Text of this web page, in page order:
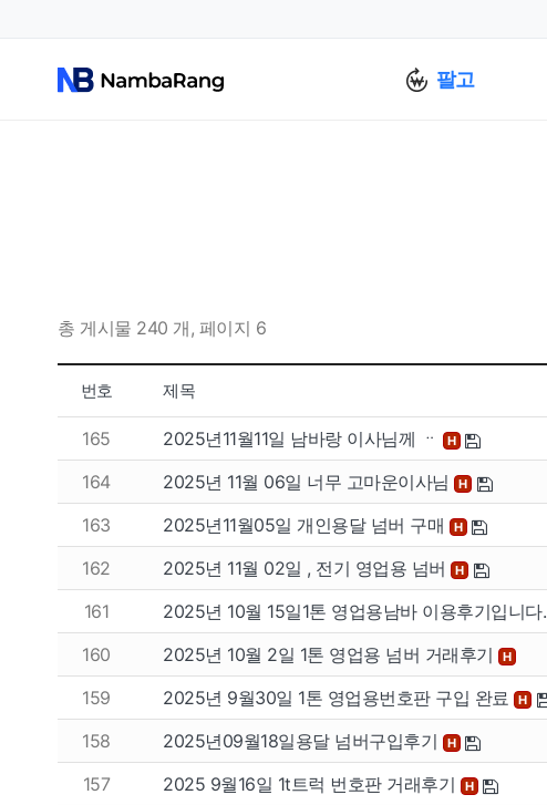
팔고 사고
팔고
총 게시물 240 개, 페이지 6
번호 제목
165 2025년11월11일 남바랑 이사님께 ᆢ H
164
2025년 11월 06일 너무 고마운이사님 H
163
2025년11월05일 개인용달 넘버 구매 H
162
2025년 11월 02일 , 전기 영업용 넘버 H
161
2025년 10월 15일1톤 영업용남바 이용후기입니다.
160
2025년 10월 2일 1톤 영업용 넘버 거래후기 H
159
2025년 9월30일 1톤 영업용번호판 구입 완료 H
158
2025년09월18일용달 넘버구입후기 H
157
2025 9월16일 1t트럭 번호판 거래후기 H